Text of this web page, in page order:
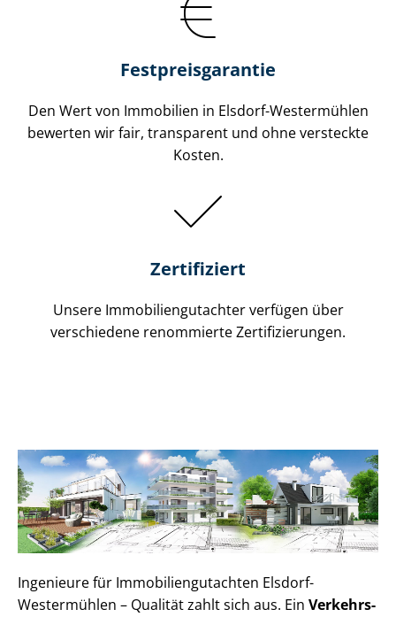
Festpreis​garantie
Den Wert von Immobilien in Elsdorf-Westermühlen
bewerten wir fair, transparent und ohne versteckte
Kosten.
Zertifiziert
Unsere Immobilien­gutachter verfügen über
verschiedene renommierte Zer­ti­fi­zie­run­gen.
Ingenieure für Im­mo­bi­li­en­gut­ach­ten Elsdorf-
Westermühlen – Qualität zahlt sich aus. Ein Ver­kehrs­